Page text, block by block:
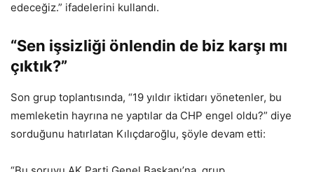
edeceğiz.” ifadelerini kullandı.
“Sen işsizliği önlendin de biz karşı mı
çıktık?”
Son grup toplantısında, “19 yıldır iktidarı yönetenler, bu
memleketin hayrına ne yaptılar da CHP engel oldu?” diye
sorduğunu hatırlatan Kılıçdaroğlu, şöyle devam etti: